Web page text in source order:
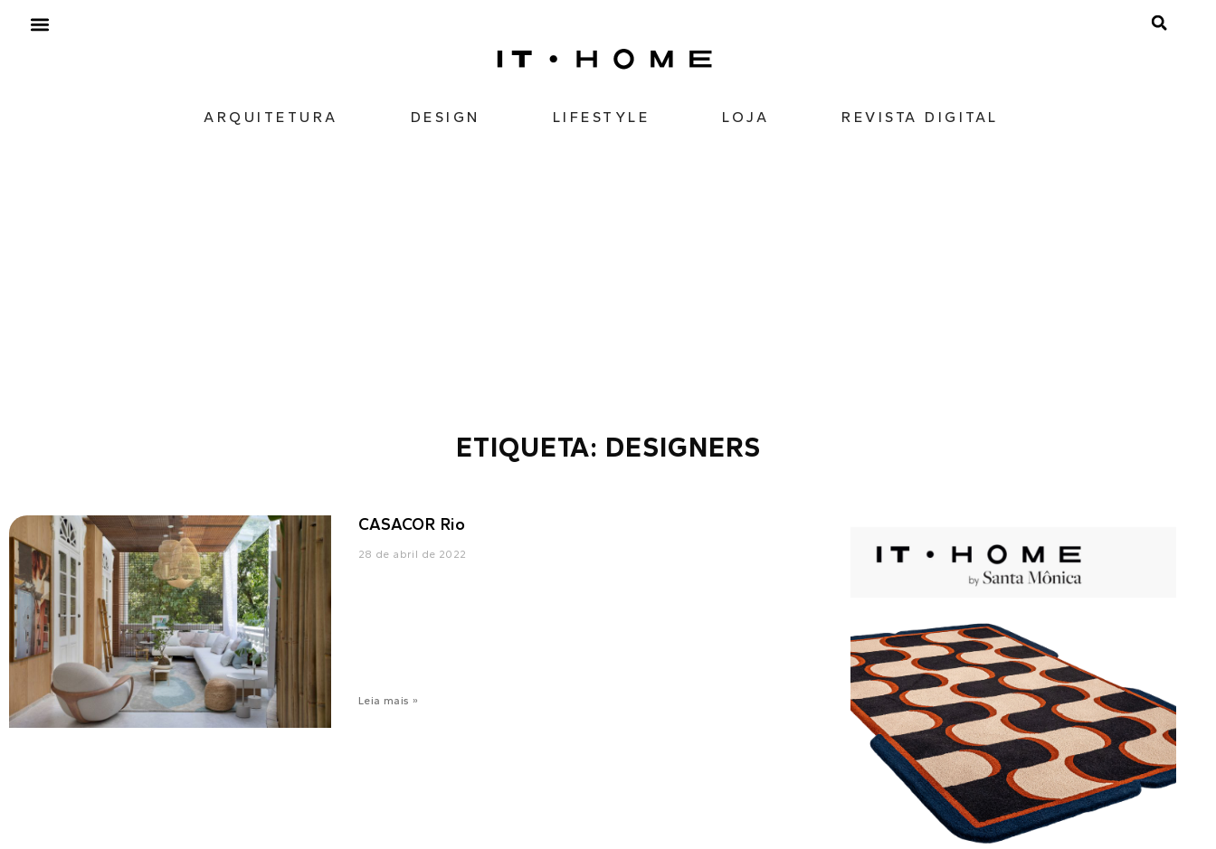
ARQUITETURA DESIGN LIFESTYLE LOJA REVISTA DIGITAL
ETIQUETA: DESIGNERS
CASACOR Rio
28 de abril de 2022
Leia mais »